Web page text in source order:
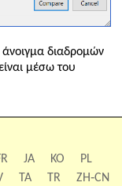
άνοιγμα διαδρομών
μέσω του
JA KO
PL
TA TR
ZH‑CN